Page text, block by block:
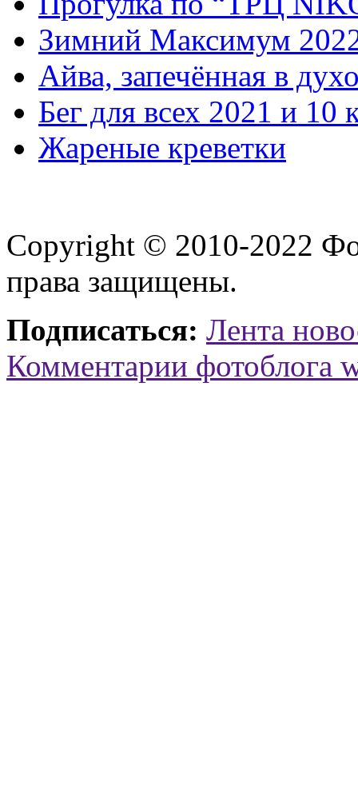
Зимний Максимум
Айва, запечённая в
Бег для всех 2021 и 10
Жареные креветки
Copyright © 2010-2022
права защищены.
Подписаться: Лента
Комментарии фотоблога